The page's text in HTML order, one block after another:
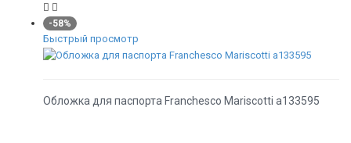
-58%
Быстрый просмотр
Обложка для паспорта Franchesco Mariscotti а133595